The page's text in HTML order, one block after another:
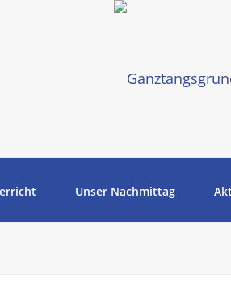
Unser Nachmittag